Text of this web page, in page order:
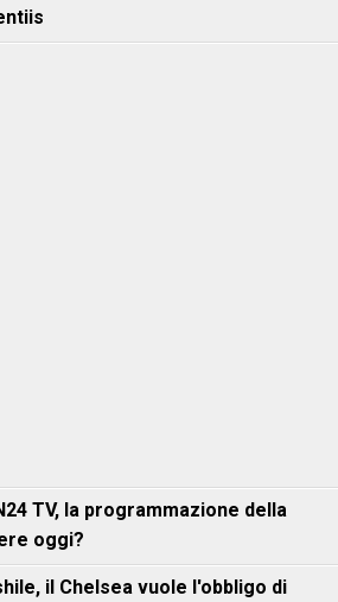
TV, la programmazione della
oggi?
il Chelsea vuole l'obbligo di